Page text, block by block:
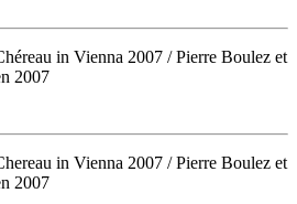
in Vienna 2007 / Pierre Boulez et
2007
in Vienna 2007 / Pierre Boulez et
2007